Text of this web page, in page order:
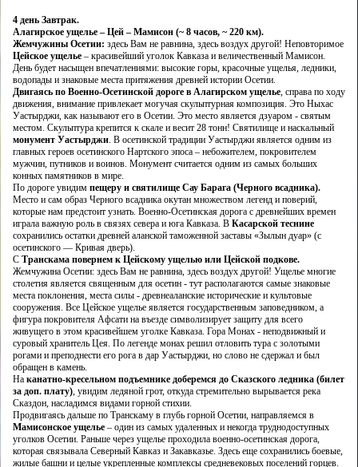
4 день Завтрак.
Алагирское ущелье – Цей – Мамисон (~ 8 часов, ~ 220 км).
Жемчужины Осетии: здесь Вам не равнина, здесь воздух другой! Неповторимое
Цейское ущелье – красивейший уголок Кавказа и величественный Мамисон.
День будет насыщен впечатлениями: высокие горы, красочные ущелья, ледники,
водопады и знаковые места притяжения древней истории Осетии.
Двигаясь по Военно-Осетинской дороге в Алагирском ущелье, справа по ходу
движения, внимание привлекает могучая скульптурная композиция. Это Ныхас
Уастырджи, как называют его в Осетии. Это место является дзуаром - святым
местом. Скульптура крепится к скале и весит 28 тонн! Святилище и наскальный
монумент Уастырджи. В осетинской традиции Уастырджи является одним из
главных героев осетинского Нартского эпоса – небожителем, покровителем
мужчин, путников и воинов. Монумент считается одним из самых больших
конных памятников в мире.
По дороге увидим пещеру и святилище Сау Барага (Черного всадника).
Место и сам образ Черного всадника окутан множеством легенд и поверий,
которые нам предстоит узнать. Военно-Осетинская дорога с древнейших времен
играла важную роль в связях севера и юга Кавказа. В Касарской теснине
сохранились остатки древней аланской таможенной заставы «Зылын дуар» (с
осетинского — Кривая дверь).
С Транскама повернем к Цейскому ущелью или Цейской подкове.
Жемчужина Осетии: здесь Вам не равнина, здесь воздух другой! Ущелье многие
столетия является священным для осетин - тут располагаются самые знаковые
места поклонения, места силы - древнеаланские исторические и культовые
сооружения. Все Цейское ущелье является государственным заповедником, а
фигура покровителя Афсати на въезде символизирует защиту для всего
живущего в этом красивейшем уголке Кавказа. Гора Монах - неподвижный и
суровый хранитель Цея. По легенде монах решил отловить тура с золотыми
рогами и преподнести его рога в дар Уастырджи, но слово не сдержал и был
обращен в камень.
На канатно-кресельном подъемнике доберемся до Сказского ледника (билет
за доп. плату), увидим ледяной грот, откуда стремительно вырывается река
Сказдон, насладимся видами горной стихии.
Продвигаясь дальше по Транскаму в глубь горной Осетии, направляемся в
Мамисонское ущелье – один из самых удаленных и некогда труднодоступных
уголков Осетии. Раньше через ущелье проходила военно-осетинская дорога,
которая связывала Северный Кавказ и Закавказье. Здесь еще сохранились боевые,
жилые башни и целые укрепленные комплексы средневековых поселений горцев.